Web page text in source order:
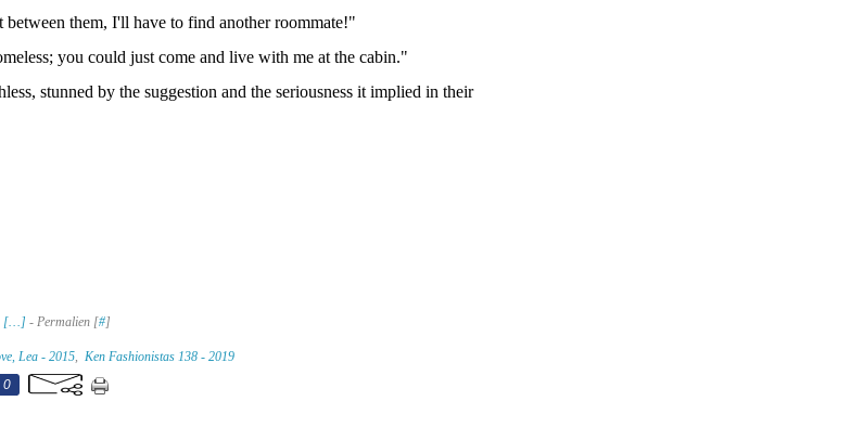
them, I'll have to find another roommate!"
you could just come and live with me at the cabin."
stunned by the suggestion and the seriousness it implied in their
[…] - Permalien [#]
Lea - 2015, Ken Fashionistas 138 - 2019
0